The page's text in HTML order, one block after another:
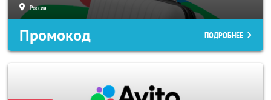
Россия
Промокод ПОДРОБНЕЕ